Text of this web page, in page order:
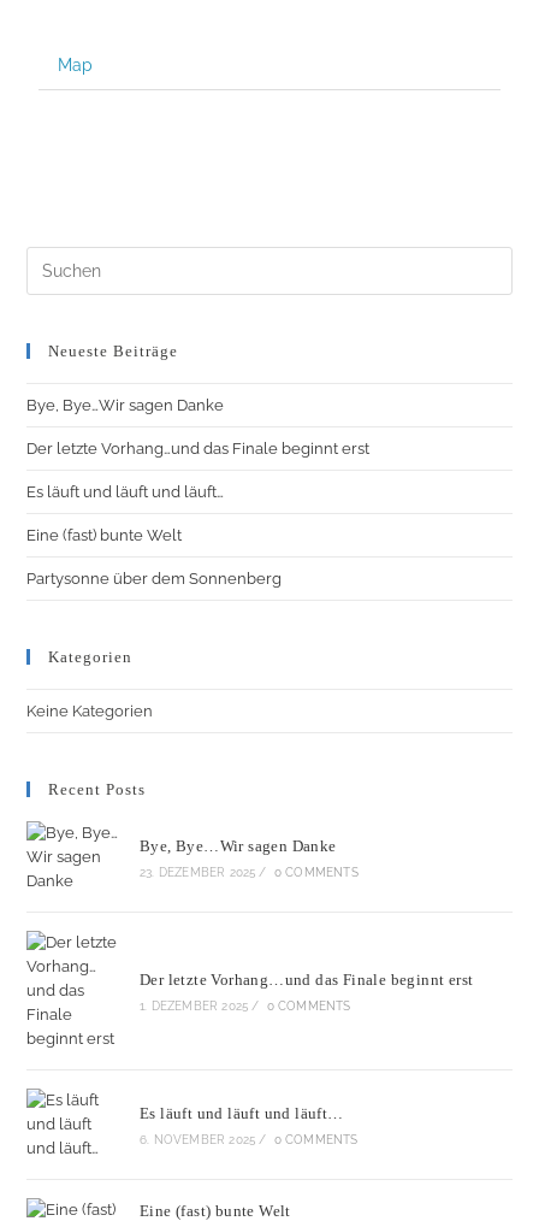
Map
Neueste Beiträge
Bye, Bye…Wir sagen Danke
Der letzte Vorhang…und das Finale beginnt erst
Es läuft und läuft und läuft…
Eine (fast) bunte Welt
Partysonne über dem Sonnenberg
Kategorien
Keine Kategorien
Recent Posts
Bye, Bye…Wir sagen Danke
23. DEZEMBER 2025 / 0 COMMENTS
Der letzte Vorhang…und das Finale beginnt erst
1. DEZEMBER 2025 / 0 COMMENTS
Es läuft und läuft und läuft…
6. NOVEMBER 2025 / 0 COMMENTS
Eine (fast) bunte Welt